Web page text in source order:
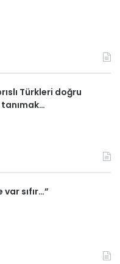
Türkleri doğru
var sıfır…”